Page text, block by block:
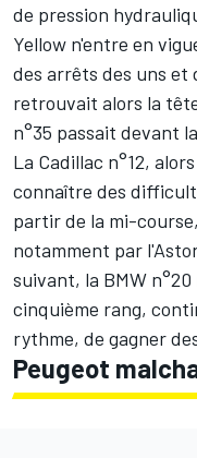
de pression
Yellow n'entre en
des arrêts des uns et
retrouvait alors la
n°35 passait devant
La Cadillac n°12,
connaître des
partir de la mi-
notamment par
suivant, la BMW
cinquième rang,
rythme, de gagner
Peugeot